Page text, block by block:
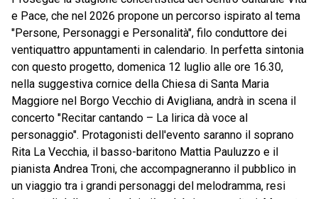
e Pace, che nel 2026 propone un percorso ispirato al tema
"Persone, Personaggi e Personalità", filo conduttore dei
ventiquattro appuntamenti in calendario. In perfetta sintonia
con questo progetto, domenica 12 luglio alle ore 16.30,
nella suggestiva cornice della Chiesa di Santa Maria
Maggiore nel Borgo Vecchio di Avigliana, andrà in scena il
concerto "Recitar cantando – La lirica dà voce al
personaggio". Protagonisti dell'evento saranno il soprano
Rita La Vecchia, il basso-baritono Mattia Pauluzzo e il
pianista Andrea Troni, che accompagneranno il pubblico in
un viaggio tra i grandi personaggi del melodramma, resi